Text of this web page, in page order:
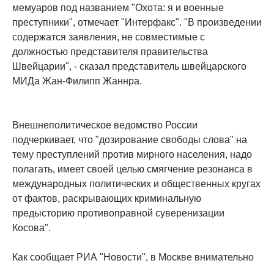
мемуаров под названием "Охота: я и военные
преступники", отмечает "Интерфакс". "В произведении
содержатся заявления, не совместимые с
должностью представителя правительства
Швейцарии", - сказал представитель швейцарского
МИДа Жан-Филипп Жаннра.
Внешнеполитическое ведомство России
подчеркивает, что "дозирование свободы слова" на
тему преступлений против мирного населения, надо
полагать, имеет своей целью смягчение резонанса в
международных политических и общественных кругах
от фактов, раскрывающих криминальную
предысторию противоправной суверенизации
Косова".
Как сообщает РИА "Новости", в Москве внимательно